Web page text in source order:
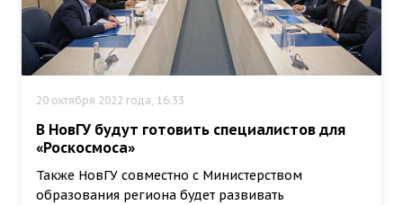
20 октября 2022 года, 16:33
В НовГУ будут готовить специалистов для
«Роскосмоса»
Также НовГУ совместно с Министерством
образования региона будет развивать